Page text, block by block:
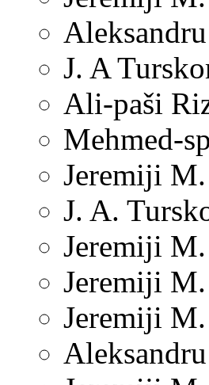
J. A
Ali-paši
Mehmed-
Jeremiji
J. A.
Jeremiji
Jeremiji
Jeremiji